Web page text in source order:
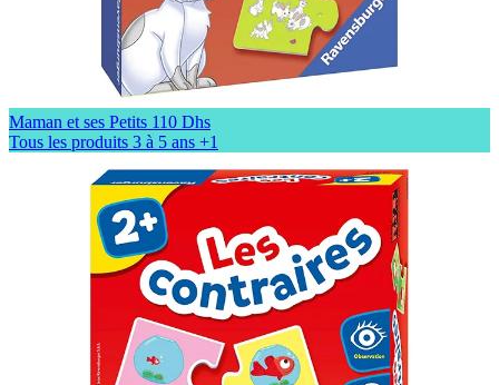
Maman et ses Petits 110 Dhs
Tous les produits 3 à 5 ans +1